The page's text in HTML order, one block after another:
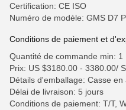
Certification: CE ISO
Numéro de modèle: GMS D7
Conditions de paiement et
Quantité de commande min: 1
Prix: US $3180.00 - 3380.00/
Détails d'emballage: Casse en
Délai de livraison: 5 jours
Conditions de paiement: T/T,